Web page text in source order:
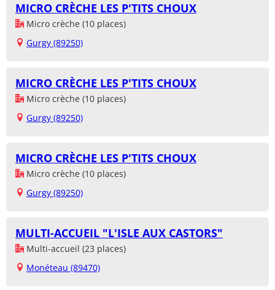
MICRO CRÈCHE LES P'TITS CHOUX
Micro crèche (10 places)
Gurgy (89250)
MICRO CRÈCHE LES P'TITS CHOUX
Micro crèche (10 places)
Gurgy (89250)
MICRO CRÈCHE LES P'TITS CHOUX
Micro crèche (10 places)
Gurgy (89250)
MULTI-ACCUEIL "L'ISLE AUX CASTORS"
Multi-accueil (23 places)
Monéteau (89470)